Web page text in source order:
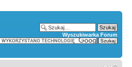
Wyszukiwarka Forum